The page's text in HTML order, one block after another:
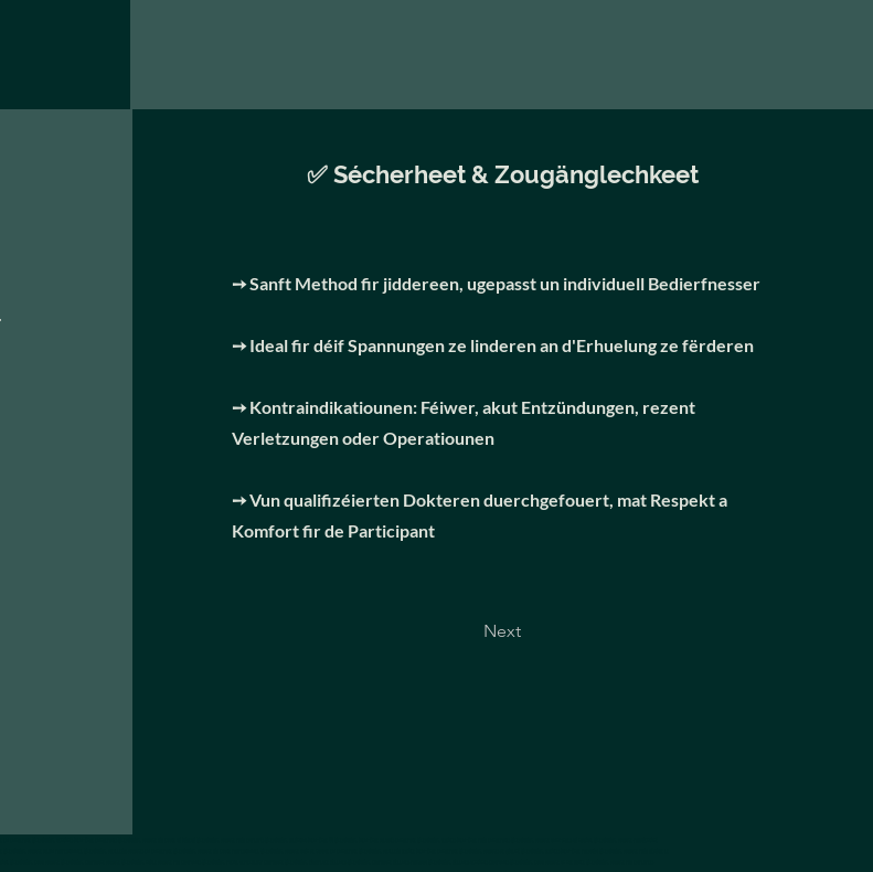
✅ Sécherheet & Zougänglechkeet
➙ Sanft Method fir jiddereen, ugepasst un individuell Bedierfnesser
➙ Ideal fir déif Spannungen ze linderen an d'Erhuelung ze fërderen
➙ Kontraindikatiounen: Féiwer, akut Entzündungen, rezent
Verletzungen oder Operatiounen
➙ Vun qualifizéierten Dokteren duerchgefouert, mat Respekt a
Komfort fir de Participant
Next